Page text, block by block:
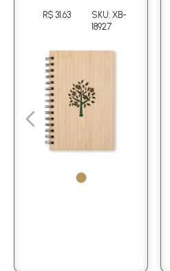
R$ 31.63
SKU: XB-
18927